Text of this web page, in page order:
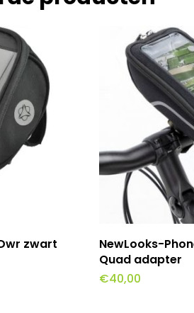
zwart
Toevoegen
NewLooks-
Quad adapter
€40,00